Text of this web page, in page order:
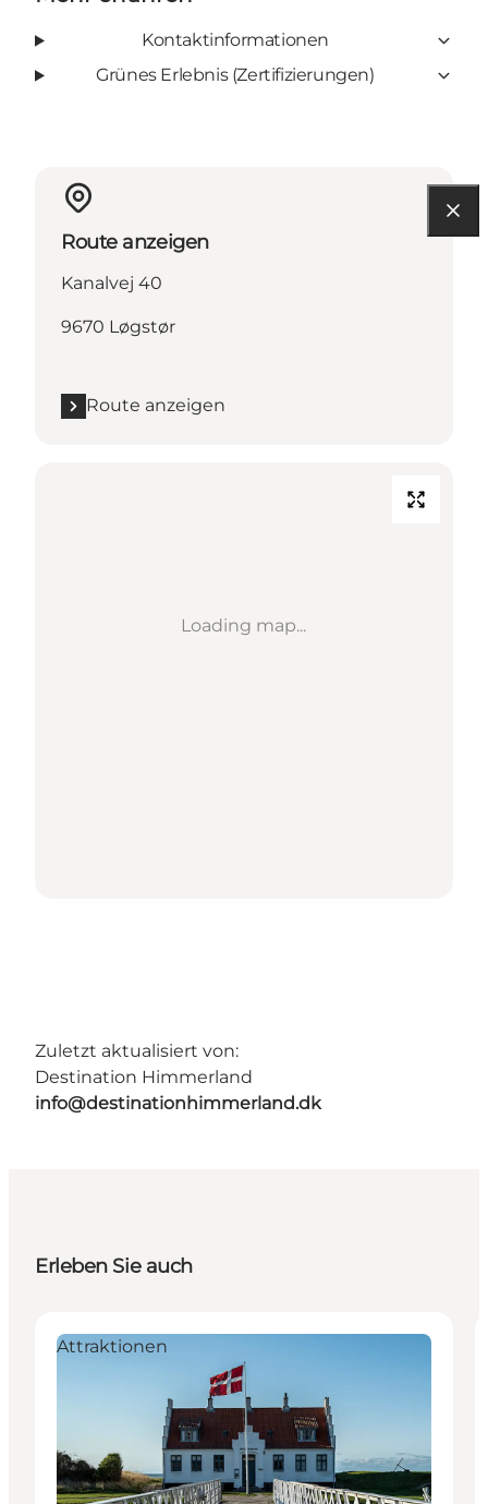
Kontaktinformationen
Grünes Erlebnis (Zertifizierungen)
Route anzeigen
Kanalvej 40
9670 Løgstør
Route anzeigen
Loading map...
Zuletzt aktualisiert von:
Destination Himmerland
info@destinationhimmerland.dk
Erleben Sie auch
Attraktionen